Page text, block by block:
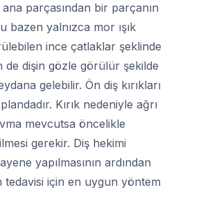
ana parçasından bir parçanın
bazen yalnızca mor ışık
ince çatlaklar şeklinde
de dişin gözle görülür şekilde
gelebilir. Ön diş kırıkları
Kırık nedeniyle ağrı
mevcutsa öncelikle
gerekir. Diş hekimi
yapılmasının ardından
tedavisi için en uygun yöntem